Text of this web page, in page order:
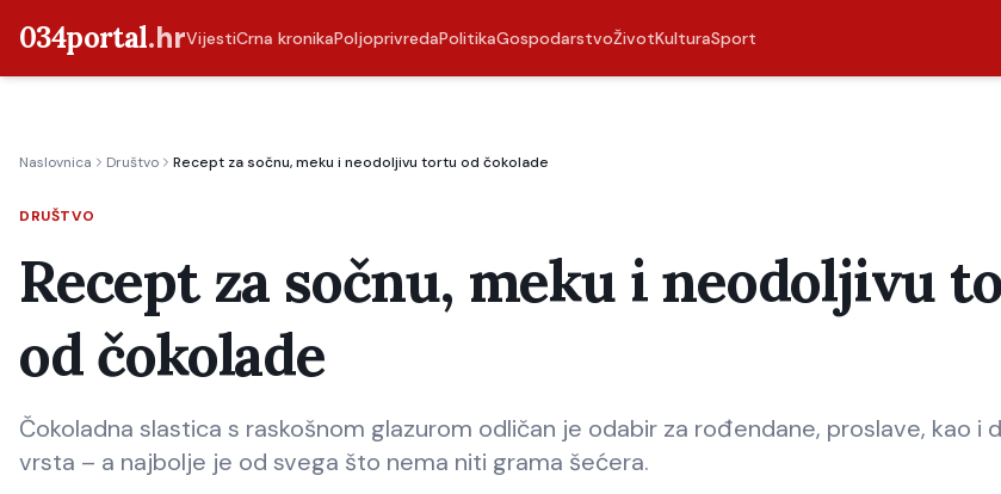
034portal.hrVijestiCrna kronikaPoljoprivredaPolitikaGospodarstvoŽivotKulturaSport
Naslovnica Društvo Recept za sočnu, meku i neodoljivu tortu od čokolade
DRUŠTVO
Recept za sočnu, meku i neodoljivu
od čokolade
Čokoladna slastica s raskošnom glazurom odličan je odabir za rođendane, proslave, kao i
vrsta – a najbolje je od svega što nema niti grama šećera.